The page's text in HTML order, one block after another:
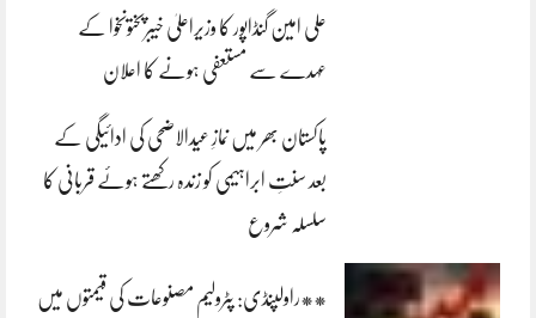
علی امین گنڈاپور کا وزیراعلیٰ خیبرپختونخوا کے
عہدے سے مستعفی ہونے کا اعلان
پاکستان بھر میں نمازِ عیدالاضحی کی ادائیگی کے
بعد سنتِ ابراہیمی کو زندہ رکھتے ہوئے قربانی کا
سلسلہ شروع
**راولپنڈی: پٹرولیم مصنوعات کی قیمتوں میں